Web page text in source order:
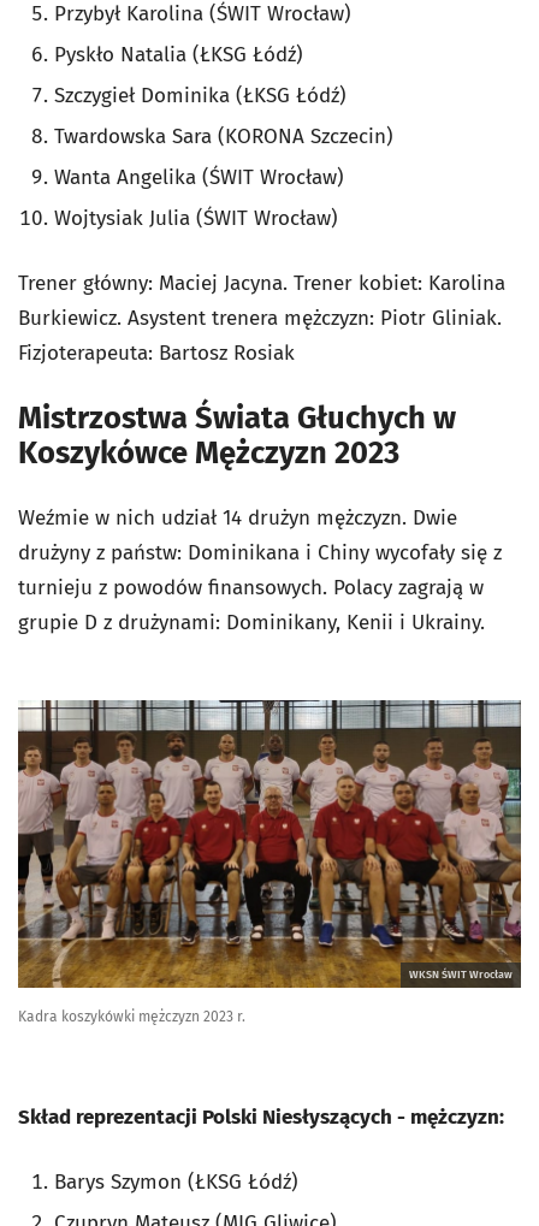
Przybył Karolina (ŚWIT Wrocław)
Pyskło Natalia (ŁKSG Łódź)
Szczygieł Dominika (ŁKSG Łódź)
Twardowska Sara (KORONA Szczecin)
Wanta Angelika (ŚWIT Wrocław)
Wojtysiak Julia (ŚWIT Wrocław)
Trener główny: Maciej Jacyna. Trener kobiet: Karolina
Burkiewicz. Asystent trenera mężczyzn: Piotr Gliniak.
Fizjoterapeuta: Bartosz Rosiak
Mistrzostwa Świata Głuchych w
Koszykówce Mężczyzn 2023
Weźmie w nich udział 14 drużyn mężczyzn. Dwie
drużyny z państw: Dominikana i Chiny wycofały się z
turnieju z powodów finansowych. Polacy zagrają w
grupie D z drużynami: Dominikany, Kenii i Ukrainy.
WKSN ŚWIT Wrocław
Kadra koszykówki mężczyzn 2023 r.
Skład reprezentacji Polski Niesłyszących - mężczyzn:
Barys Szymon (ŁKSG Łódź)